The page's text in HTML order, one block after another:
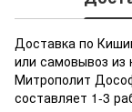
Доставка по
или самовывоз из
Митрополит
составляет 1-3